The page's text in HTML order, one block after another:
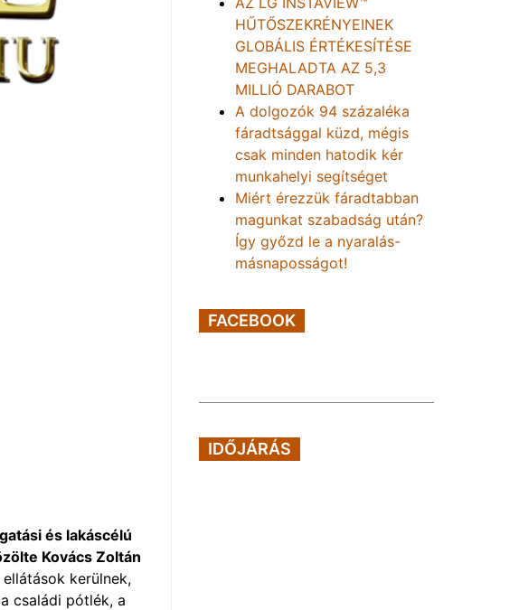
és lakáscélú
Kovács Zoltán
kerülnek,
családi pótlék, a
HŰTŐSZEKRÉNYEINEK
GLOBÁLIS ÉRTÉKESÍTÉSE
MEGHALADTA AZ 5,3
MILLIÓ DARABOT
A dolgozók 94 százaléka
fáradtsággal küzd, mégis
csak minden hatodik kér
munkahelyi segítséget
Miért érezzük fáradtabban
magunkat szabadság után?
Így győzd le a nyaralás-
másnaposságot!
FACEBOOK
IDŐJÁRÁS